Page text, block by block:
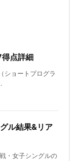
点詳細
ショートプログラ
ル結果&リア
・女子シングルの